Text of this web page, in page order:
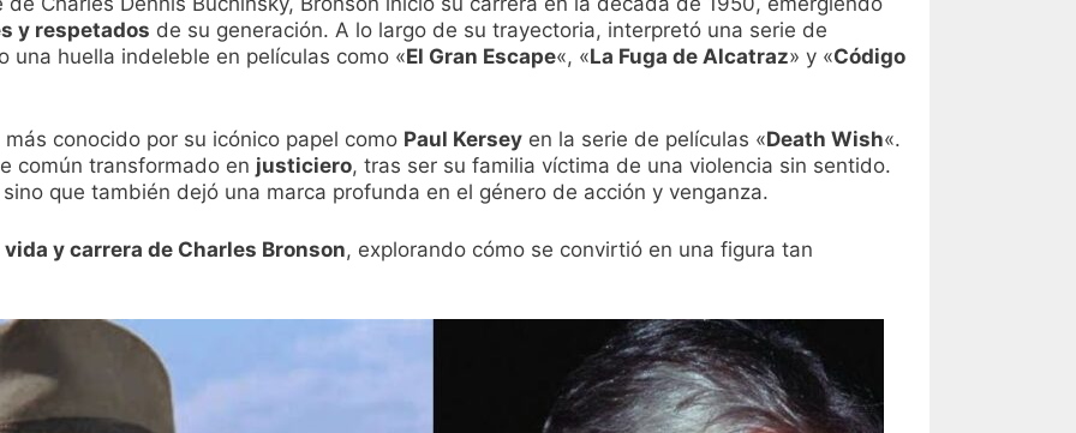
y respetados de su generación. A lo largo de su trayectoria, interpretó una serie de
una huella indeleble en películas como «El Gran Escape«, «La Fuga de Alcatraz» y «Código
conocido por su icónico papel como Paul Kersey en la serie de películas «Death Wish«.
común transformado en justiciero, tras ser su familia víctima de una violencia sin sentido.
que también dejó una marca profunda en el género de acción y venganza.
vida y carrera de Charles Bronson, explorando cómo se convirtió en una figura tan